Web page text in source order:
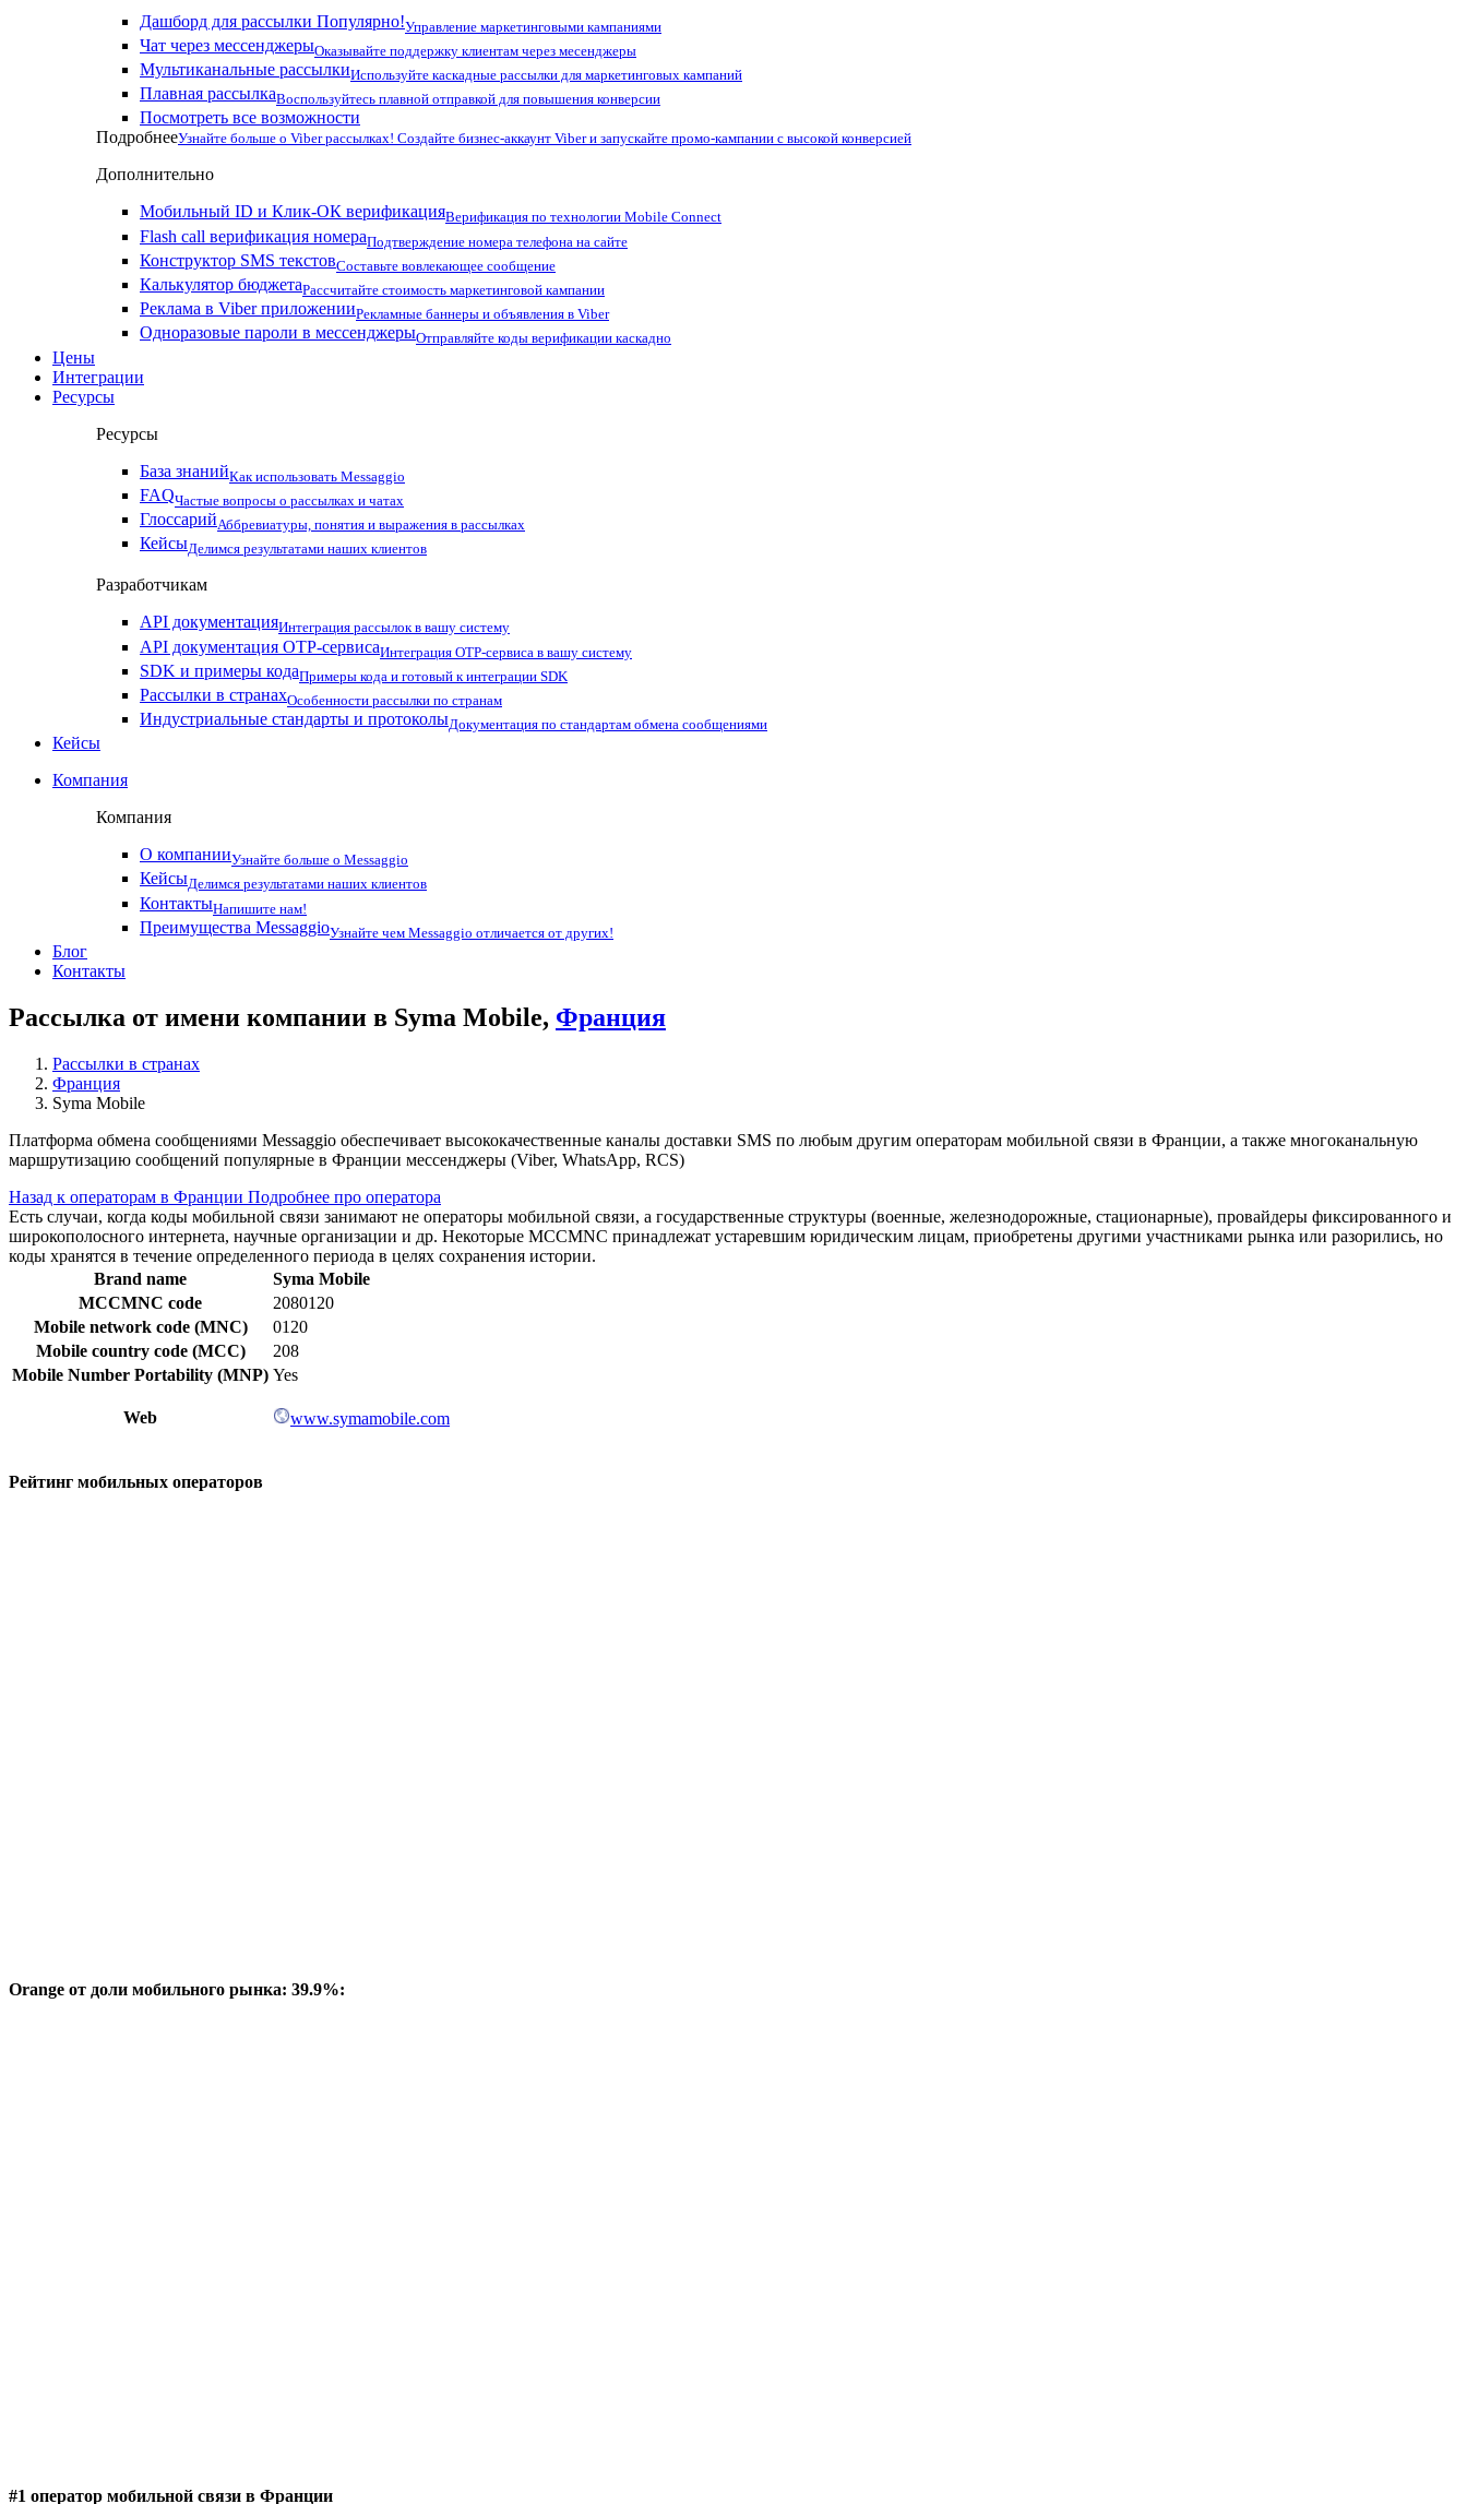
Дашборд для рассылки Популярно!Управление маркетинговыми кампаниями
Чат через мессенджерыОказывайте поддержку клиентам через месенджеры
Мультиканальные рассылкиИспользуйте каскадные рассылки для маркетинговых кампаний
Плавная рассылкаВоспользуйтесь плавной отправкой для повышения конверсии
Посмотреть все возможности
ПодробнееУзнайте больше о Viber рассылках! Создайте бизнес-аккаунт Viber и запускайте промо-кампании с высокой конверсией
Дополнительно
Мобильный ID и Клик-ОК верификацияВерификация по технологии Mobile Connect
Flash call верификация номераПодтверждение номера телефона на сайте
Конструктор SMS текстовСоставьте вовлекающее сообщение
Калькулятор бюджетаРассчитайте стоимость маркетинговой кампании
Реклама в Viber приложенииРекламные баннеры и объявления в Viber
Одноразовые пароли в мессенджерыОтправляйте коды верификации каскадно
Цены
Интеграции
Ресурсы
Ресурсы
База знанийКак использовать Messaggio
FAQЧастые вопросы о рассылках и чатах
ГлоссарийАббревиатуры, понятия и выражения в рассылках
КейсыДелимся результатами наших клиентов
Разработчикам
API документацияИнтеграция рассылок в вашу систему
API документация OTP-сервисаИнтеграция OTP-сервиса в вашу систему
SDK и примеры кодаПримеры кода и готовый к интеграции SDK
Рассылки в странахОсобенности рассылки по странам
Индустриальные стандарты и протоколыДокументация по стандартам обмена сообщениями
Кейсы
Компания
Компания
О компанииУзнайте больше о Messaggio
КейсыДелимся результатами наших клиентов
КонтактыНапишите нам!
Преимущества MessaggioУзнайте чем Messaggio отличается от других!
Блог
Контакты
Рассылка от имени компании в Syma Mobile, Франция
Рассылки в странах
Франция
Syma Mobile
Платформа обмена сообщениями Messaggio обеспечивает высококачественные каналы доставки SMS по любым другим операторам мобильной связи в Франции, а также многоканальную
маршрутизацию сообщений популярные в Франции мессенджеры (Viber, WhatsApp, RCS)
Назад к операторам в Франции Подробнее про оператора
Есть случаи, когда коды мобильной связи занимают не операторы мобильной связи, а государственные структуры (военные, железнодорожные, стационарные), провайдеры фиксированного и
широкополосного интернета, научные организации и др. Некоторые MCCMNC принадлежат устаревшим юридическим лицам, приобретены другими участниками рынка или разорились, но
коды хранятся в течение определенного периода в целях сохранения истории.
Brand name
Syma Mobile
MCCMNC code
2080120
Mobile network code (MNC)
0120
Mobile country code (MCC)
208
Mobile Number Portability (MNP) Yes
Web www.symamobile.com
Рейтинг мобильных операторов
Orange от доли мобильного рынка: 39.9%:
#1 оператор мобильной связи в Франции